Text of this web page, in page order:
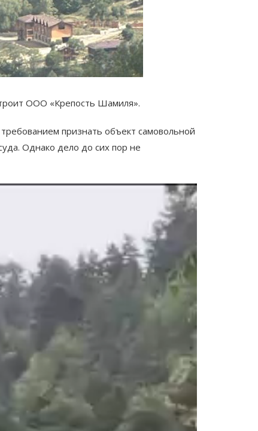
ООО «Крепость Шамиля».
признать объект самовольной
Однако дело до сих пор не